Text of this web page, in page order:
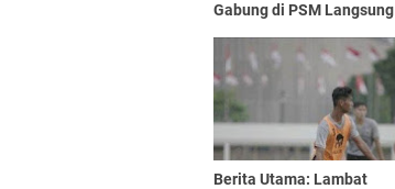
Gabung di PSM Langsung
Berita Utama: Lambat